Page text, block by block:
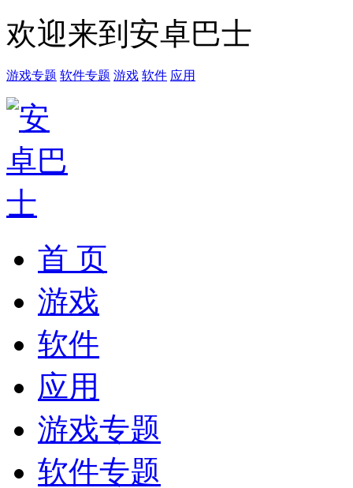
欢迎来到安卓巴士
游戏专题 软件专题 游戏 软件 应用
首 页
游戏
软件
应用
游戏专题
软件专题